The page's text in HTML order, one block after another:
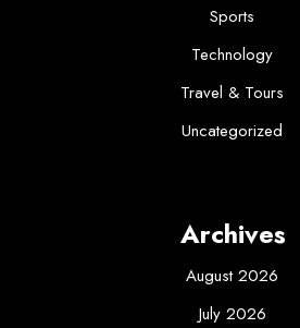
Sports
Technology
Travel & Tours
Uncategorized
Archives
August 2026
July 2026